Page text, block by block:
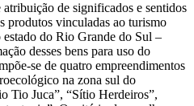
atribuição de significados e sentidos
produtos vinculadas ao turismo
do Rio Grande do Sul –
desses bens para uso do
se de quatro empreendimentos
na zona sul do
Tio Juca”, “Sítio Herdeiros”,